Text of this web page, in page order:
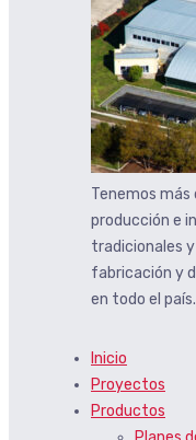
Tenemos más
producción e
tradicionales
fabricación y
en todo el país.
Inicio
Proyectos
Productos